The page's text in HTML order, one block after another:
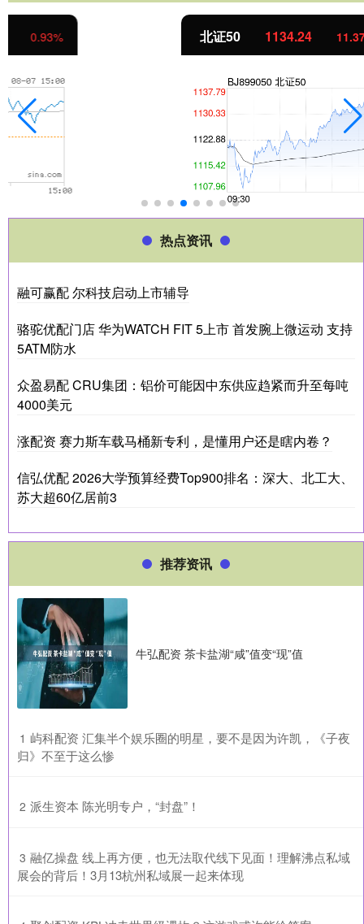
11.37 1.01%
热点资讯
融可赢配 尔科技启动上市辅导
骆驼优配门店 华为WATCH FIT 5上市 首发腕上微运动 支持
5ATM防水
众盈易配 CRU集团：铝价可能因中东供应趋紧而升至每吨
4000美元
涨配资 赛力斯车载马桶新专利，是懂用户还是瞎内卷？
信弘优配 2026大学预算经费Top900排名：深大、北工大、
苏大超60亿居前3
推荐资讯
牛弘配资 茶卡盐湖“咸”值变“现”值
1 ​屿科配资 汇集半个娱乐圈的明星，要不是因为许凯，《子夜
归》不至于这么惨
2 ​派生资本 陈光明专户，“封盘”！
3 ​融亿操盘 线上再方便，也无法取代线下见面！理解沸点私域
展会的背后！3月13杭州私域展一起来体现